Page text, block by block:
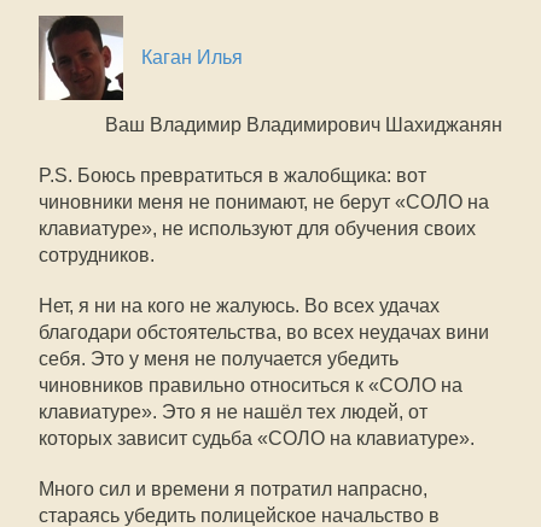
Каган Илья
Ваш Владимир Владимирович Шахиджанян
P.S. Боюсь превратиться в жалобщика: вот
чиновники меня не понимают, не берут «СОЛО на
клавиатуре», не используют для обучения своих
сотрудников.
Нет, я ни на кого не жалуюсь. Во всех удачах
благодари обстоятельства, во всех неудачах вини
себя. Это у меня не получается убедить
чиновников правильно относиться к «СОЛО на
клавиатуре». Это я не нашёл тех людей, от
которых зависит судьба «СОЛО на клавиатуре».
Много сил и времени я потратил напрасно,
стараясь убедить полицейское начальство в